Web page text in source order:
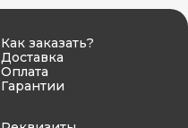
Как заказать?
Доставка
Оплата
Гарантии